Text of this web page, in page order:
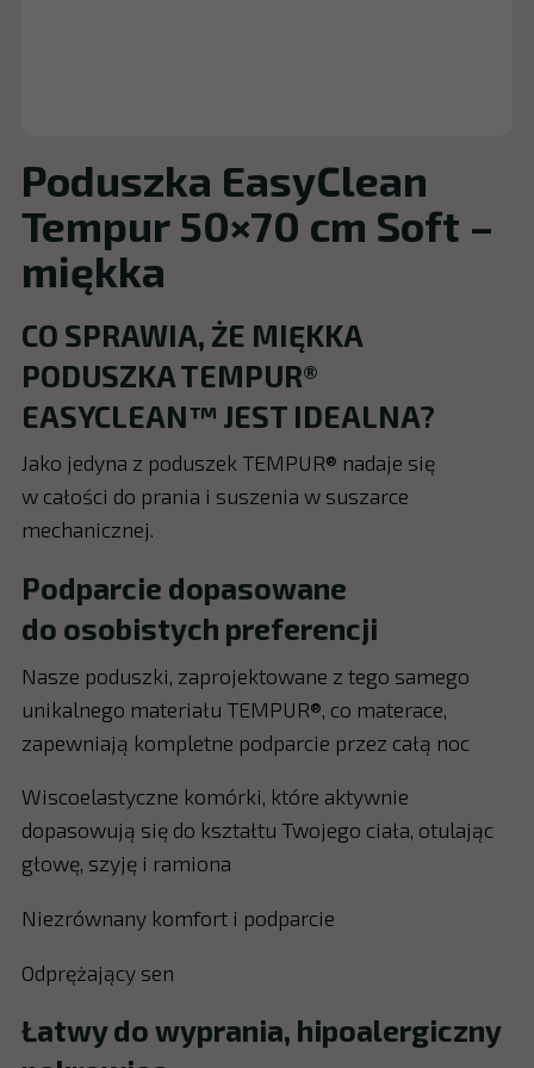
Poduszka EasyClean
Tempur 50×70 cm Soft –
miękka
CO SPRAWIA, ŻE MIĘKKA
PODUSZKA TEMPUR®
EASYCLEAN™ JEST IDEALNA?
Jako jedyna z poduszek TEMPUR® nadaje się
w całości do prania i suszenia w suszarce
mechanicznej.
Podparcie dopasowane
do osobistych preferencji
Nasze poduszki, zaprojektowane z tego samego
unikalnego materiału TEMPUR®, co materace,
zapewniają kompletne podparcie przez całą noc
Wiscoelastyczne komórki, które aktywnie
dopasowują się do kształtu Twojego ciała, otulając
głowę, szyję i ramiona
Niezrównany komfort i podparcie
Odprężający sen
Łatwy do wyprania, hipoalergiczny